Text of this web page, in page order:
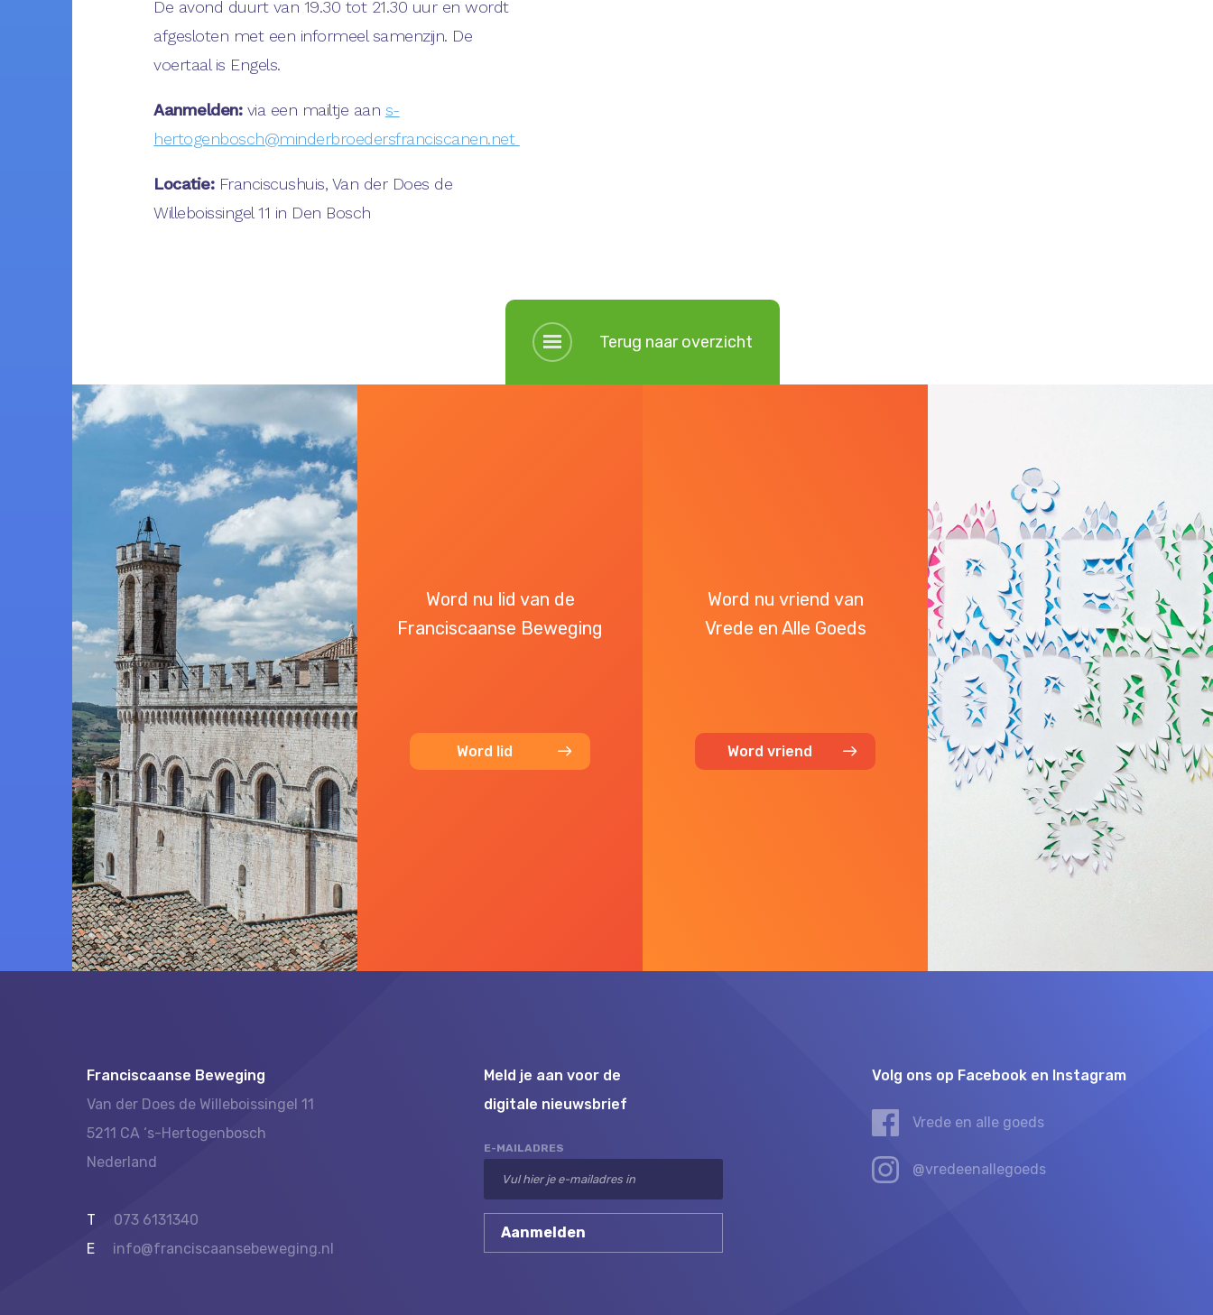
De avond duurt van 19.30 tot 21.30 uur en wordt
afgesloten met een informeel samenzijn. De
voertaal is Engels.
Aanmelden:via een mailtje aan s-
hertogenbosch@minderbroedersfranciscanen.net
Locatie: Franciscushuis, Van der Does de
Willeboissingel 11 in Den Bosch
Terug naar overzicht
Word nu lid van de
Franciscaanse Beweging
Word lid
Word nu vriend van
Vrede en Alle Goeds
Word vriend
Franciscaanse Beweging
Van der Does de Willeboissingel 11
5211 CA ‘s-Hertogenbosch
Nederland
T
073 6131340
E
info@franciscaansebeweging.nl
Meld je aan voor de
digitale nieuwsbrief
E-MAILADRES
Volg ons op Facebook en Instagram
Vrede en alle goeds
@vredeenallegoeds